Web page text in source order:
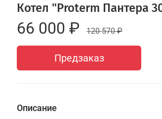
Котел "Proterm Пантера
66 000 ₽ 120 570 ₽
Предзаказ
Описание